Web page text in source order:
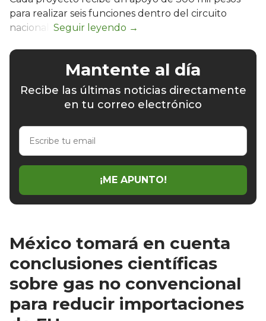
para realizar seis funciones dentro del circuito
nacional.
Mantente al día
Recibe las últimas noticias directamente
en tu correo electrónico
Escribe
email
¡ME APUNTO!
México tomará en cuenta
conclusiones científicas
sobre gas no convencional
para reducir importaciones